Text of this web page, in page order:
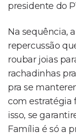
presidente do
Na sequência,
repercussão
roubar joias
rachadinhas
pra se
com estratégia
isso, se
Família é só a